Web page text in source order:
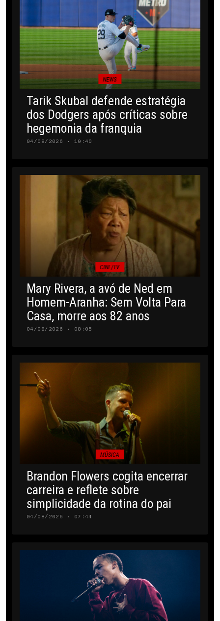
NEWS
Tarik Skubal defende estratégia
dos Dodgers após críticas sobre
hegemonia da franquia
04/08/2026 · 10:40
CINE/TV
Mary Rivera, a avó de Ned em
Homem-Aranha: Sem Volta Para
Casa, morre aos 82 anos
04/08/2026 · 08:05
MÚSICA
Brandon Flowers cogita encerrar
carreira e reflete sobre
simplicidade da rotina do pai
04/08/2026 · 07:44